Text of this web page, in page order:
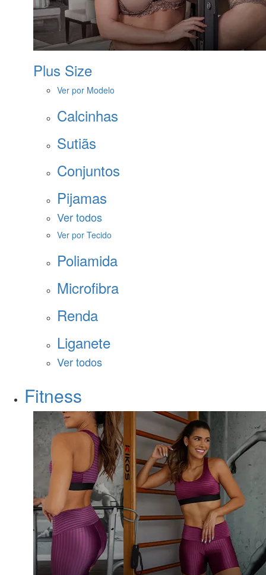
Plus Size
Ver por Modelo
Calcinhas
Sutiãs
Conjuntos
Pijamas
Ver todos
Ver por Tecido
Poliamida
Microfibra
Renda
Liganete
Ver todos
Fitness